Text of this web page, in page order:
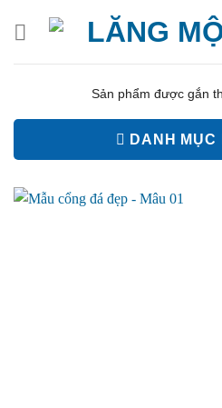
Sản phẩm được gắn
DANH MỤC